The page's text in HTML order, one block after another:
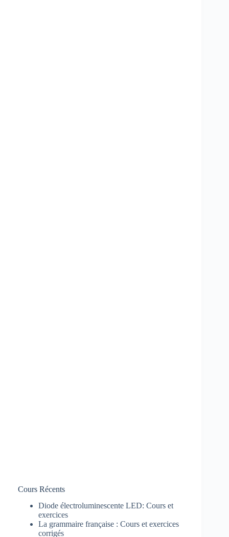
Cours Récents
Diode électroluminescente LED: Cours et
exercices
La grammaire française : Cours et exercices
corrigés